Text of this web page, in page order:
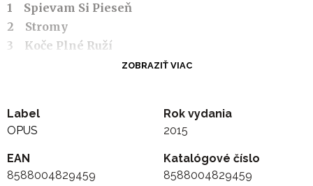
1 Spievam Si Pieseň
2 Stromy
3 Koče Plné Ruží
4 Pred Výkladom S Hračkami
7 Kamalásky
9 Smutná Ranná Električka
10 Labutie Piesne
ZOBRAZIŤ VIAC
Label
OPUS
Rok vydania
2015
EAN
8588004829459
Katalógové číslo
8588004829459